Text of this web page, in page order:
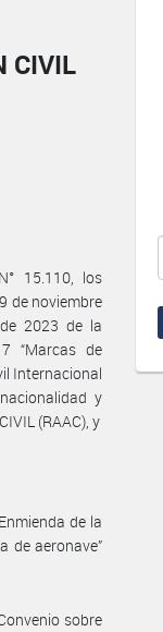
CIVIL
15.110, los
de noviembre
2023 de la
7 “Marcas de
Internacional
y
(RAAC), y
de la
de aeronave”
sobre